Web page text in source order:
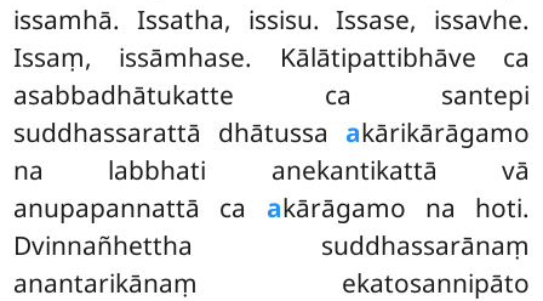
issamhā. Issatha, issisu. Issase, issavhe.
Issaṃ, issāmhase. Kālātipattibhāve ca
asabbadhātukatte ca santepi
suddhassarattā dhātussa akārikārāgamo
na labbhati anekantikattā vā
anupapannattā ca akārāgamo na hoti.
Dvinnañhettha suddhassarānaṃ
anantarikānaṃ ekatosannipāto